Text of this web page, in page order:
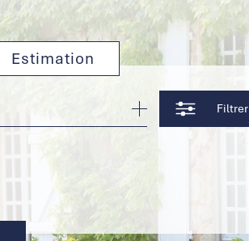
Estimation
Filtrer